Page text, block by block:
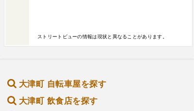
ストリートビューの情報は現状と異なることがあります。
大津町 自転車屋を探す
大津町 飲食店を探す